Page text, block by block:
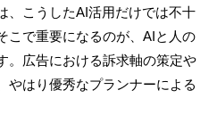
、こうしたAI活用だけでは不十
こで重要になるのが、AIと人の
。広告における訴求軸の策定や
やはり優秀なプランナーによる